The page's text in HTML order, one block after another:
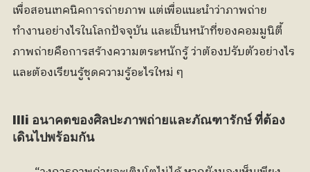
เพื่อสอนเทคนิคการถ่ายภาพ แต่เพื่อแนะนำว่าภาพถ่าย
ทำงานอย่างไรในโลกปัจจุบัน และเป็นหน้าที่ของคอมมูนิตี้
ภาพถ่ายคือการสร้างความตระหนักรู้ ว่าต้องปรับตัวอย่างไร
และต้องเรียนรู้ชุดความรู้อะไรใหม่ ๆ
llli อนาคตของศิลปะภาพถ่ายและภัณฑารักษ์ ที่ต้อง
เดินไปพร้อมกัน